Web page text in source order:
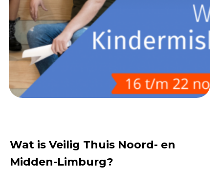
Wat is Veilig Thuis Noord- en
Midden-Limburg?